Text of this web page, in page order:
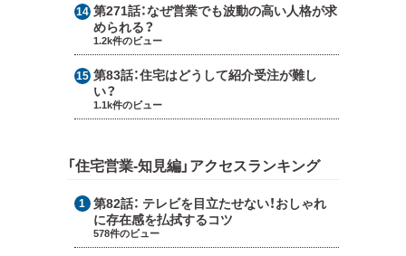
第271話：なぜ営業でも波動の高い人格が求
められる？
1.2k件のビュー
第83話：住宅はどうして紹介受注が難し
い？
1.1k件のビュー
「住宅営業-知見編」アクセスランキング
第82話： テレビを目立たせない！おしゃれ
に存在感を払拭するコツ
578件のビュー